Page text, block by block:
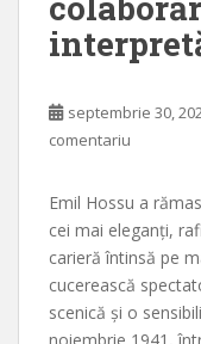
septembrie 30,
comentariu
Emil Hossu a
cei mai eleganți,
carieră întinsă pe
cucerească
scenică și o
noiembrie 1941,